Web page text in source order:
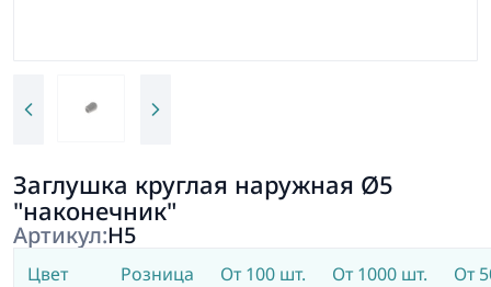
Заглушка круглая наружная Ø5
"наконечник"
Артикул:Н5
Цвет Розница От 100 шт. От 1000 шт. От